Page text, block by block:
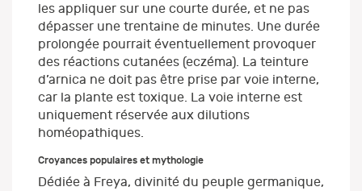
les appliquer sur une courte durée, et ne pas
dépasser une trentaine de minutes. Une durée
prolongée pourrait éventuellement provoquer
des réactions cutanées (eczéma). La teinture
d’arnica ne doit pas être prise par voie interne,
car la plante est toxique. La voie interne est
uniquement réservée aux dilutions
homéopathiques.
Croyances populaires et mythologie
Dédiée à Freya, divinité du peuple germanique,